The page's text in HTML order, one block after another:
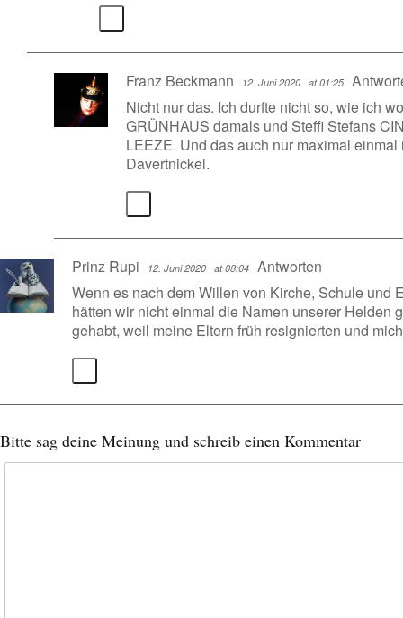
Franz Beckmann 12. Juni 2020 at 01:25
Nicht nur das. Ich durfte nicht so, wie ich
GRÜNHAUS damals und Steffi Stefans
LEEZE. Und das auch nur maximal einmal
Davertnickel.
Prinz Rupi 12. Juni 2020 at 08:04 Antworten
Wenn es nach dem Willen von Kirche, Schule und
hätten wir nicht einmal die Namen unserer Helden
gehabt, weil meine Eltern früh resignierten und
Bitte sag deine Meinung und schreib einen Kommentar